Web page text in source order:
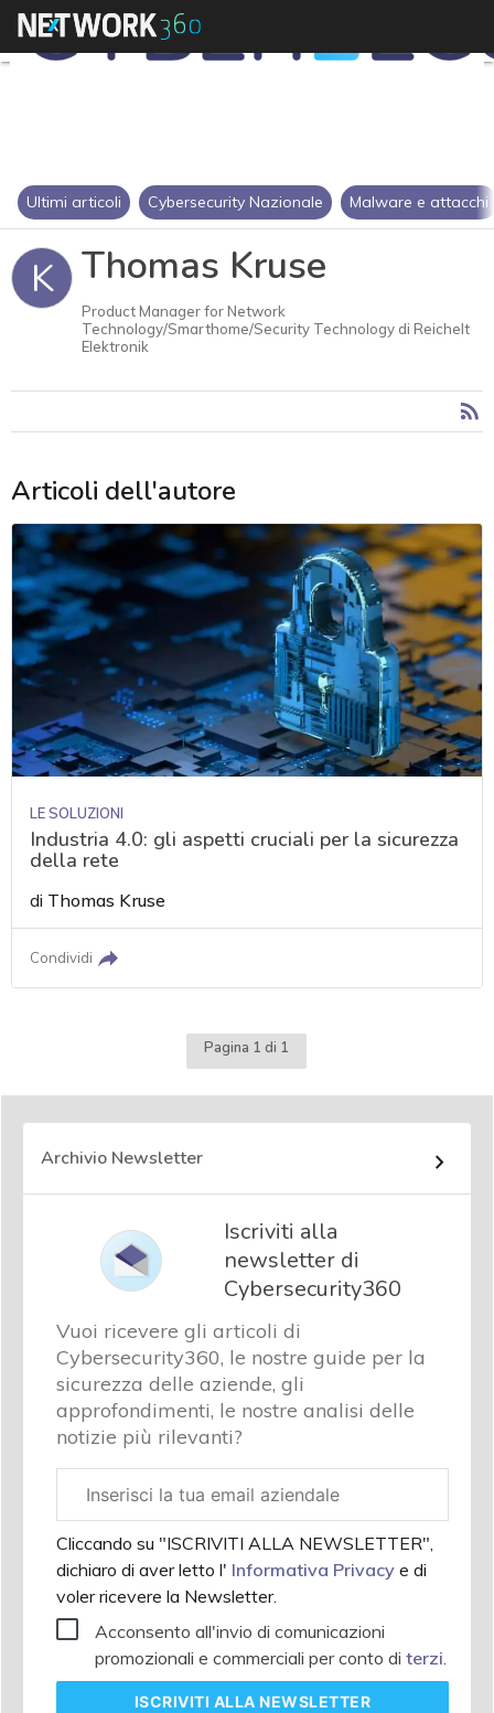
Ultimi articoli Cybersecurity Nazionale Malware e attacchi
K Thomas Kruse
Product Manager for Network
Technology/Smarthome/Security Technology di Reichelt
Elektronik
Articoli dell'autore
LE SOLUZIONI
Industria 4.0: gli aspetti cruciali per la sicurezza
della rete
di Thomas Kruse
Condividi
Pagina 1 di 1
Archivio Newsletter
Iscriviti alla
newsletter di
Cybersecurity360
Vuoi ricevere gli articoli di
Cybersecurity360, le nostre guide per la
sicurezza delle aziende, gli
approfondimenti, le nostre analisi delle
notizie più rilevanti?
aziendale
Cliccando su "ISCRIVITI ALLA NEWSLETTER",
dichiaro di aver letto l' Informativa Privacy e di
voler ricevere la Newsletter.
Acconsento all'invio di comunicazioni
promozionali e commerciali per conto di terzi.
ISCRIVITI ALLA NEWSLETTER